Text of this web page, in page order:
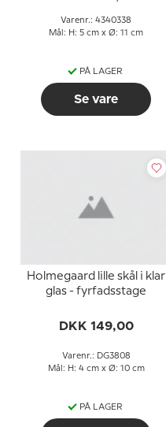
Varenr.: 4340338
Mål: H: 5 cm x Ø: 11 cm
PÅ LAGER
Se vare
Holmegaard lille skål i klar
glas - fyrfadsstage
DKK 149,00
Varenr.: DG3808
Mål: H: 4 cm x Ø: 10 cm
PÅ LAGER